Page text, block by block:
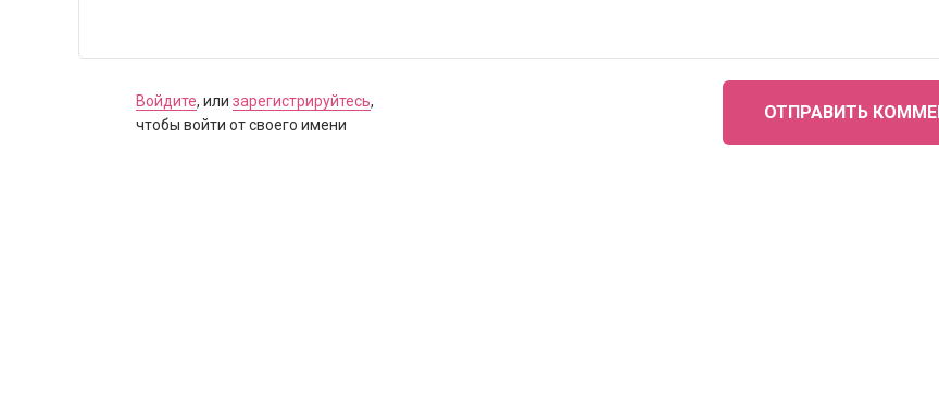
Войдите, или зарегистрируйтесь,
чтобы войти от своего имени
ОТПРАВИТЬ